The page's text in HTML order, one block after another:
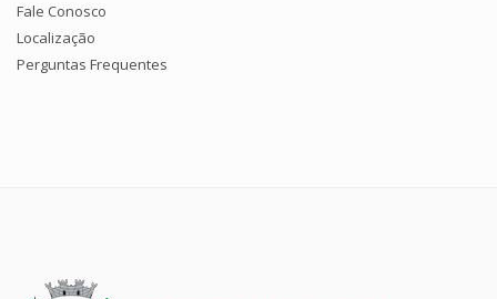
Fale Conosco
Localização
Perguntas Frequentes